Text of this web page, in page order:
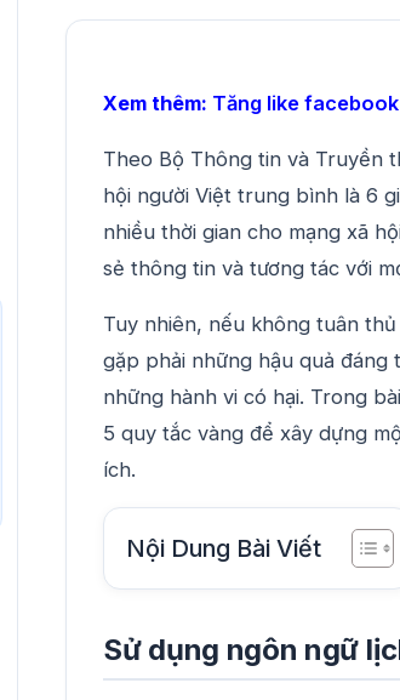
Xem thêm: Tăng like
Theo Bộ Thông tin và Truyền
hội người Việt trung bình là 6
nhiều thời gian cho mạng xã
sẻ thông tin và tương tác với
Tuy nhiên, nếu không tuân
gặp phải những hậu quả đáng
những hành vi có hại. Trong
5 quy tắc vàng để xây dựng
ích.
Nội Dung Bài Viết
Sử dụng ngôn ngữ